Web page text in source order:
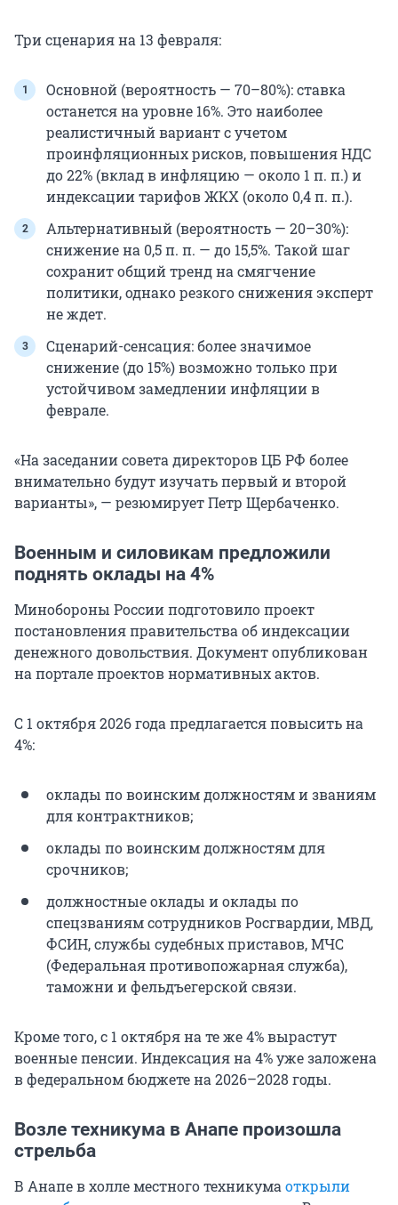
Три сценария на 13 февраля:
Основной (вероятность — 70–80%): ставка
останется на уровне 16%. Это наиболее
реалистичный вариант с учетом
проинфляционных рисков, повышения НДС
до 22% (вклад в инфляцию — около 1 п. п.) и
индексации тарифов ЖКХ (около 0,4 п. п.).
Альтернативный (вероятность — 20–30%):
снижение на 0,5 п. п. — до 15,5%. Такой шаг
сохранит общий тренд на смягчение
политики, однако резкого снижения эксперт
не ждет.
Сценарий-сенсация: более значимое
снижение (до 15%) возможно только при
устойчивом замедлении инфляции в
феврале.
«На заседании совета директоров ЦБ РФ более
внимательно будут изучать первый и второй
варианты», — резюмирует Петр Щербаченко.
Военным и силовикам предложили
поднять оклады на 4%
Минобороны России подготовило проект
постановления правительства об индексации
денежного довольствия. Документ опубликован
на портале проектов нормативных актов.
С 1 октября 2026 года предлагается повысить на
4%:
оклады по воинским должностям и званиям
для контрактников;
оклады по воинским должностям для
срочников;
должностные оклады и оклады по
спецзваниям сотрудников Росгвардии, МВД,
ФСИН, службы судебных приставов, МЧС
(Федеральная противопожарная служба),
таможни и фельдъегерской связи.
Кроме того, с 1 октября на те же 4% вырастут
военные пенсии. Индексация на 4% уже заложена
в федеральном бюджете на 2026–2028 годы.
Возле техникума в Анапе произошла
стрельба
В Анапе в холле местного техникума открыли